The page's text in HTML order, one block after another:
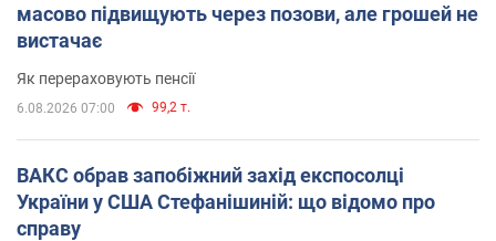
масово підвищують через позови, але грошей не
вистачає
Як перераховують пенсії
6.08.2026 07:00 99,2 т.
ВАКС обрав запобіжний захід експосолці
України у США Стефанішиній: що відомо про
справу